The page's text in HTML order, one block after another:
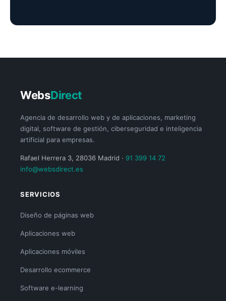
WebsDirect
Agencia de desarrollo web y de aplicaciones, marketing
digital, software de gestión, ciberseguridad e inteligencia
artificial para empresas.
Rafael Herrera 3, 28036 Madrid · 91 399 14 72
info@websdirect.es
SERVICIOS
Diseño de páginas web
Aplicaciones web
Aplicaciones móviles
Desarrollo ecommerce
Software e-learning